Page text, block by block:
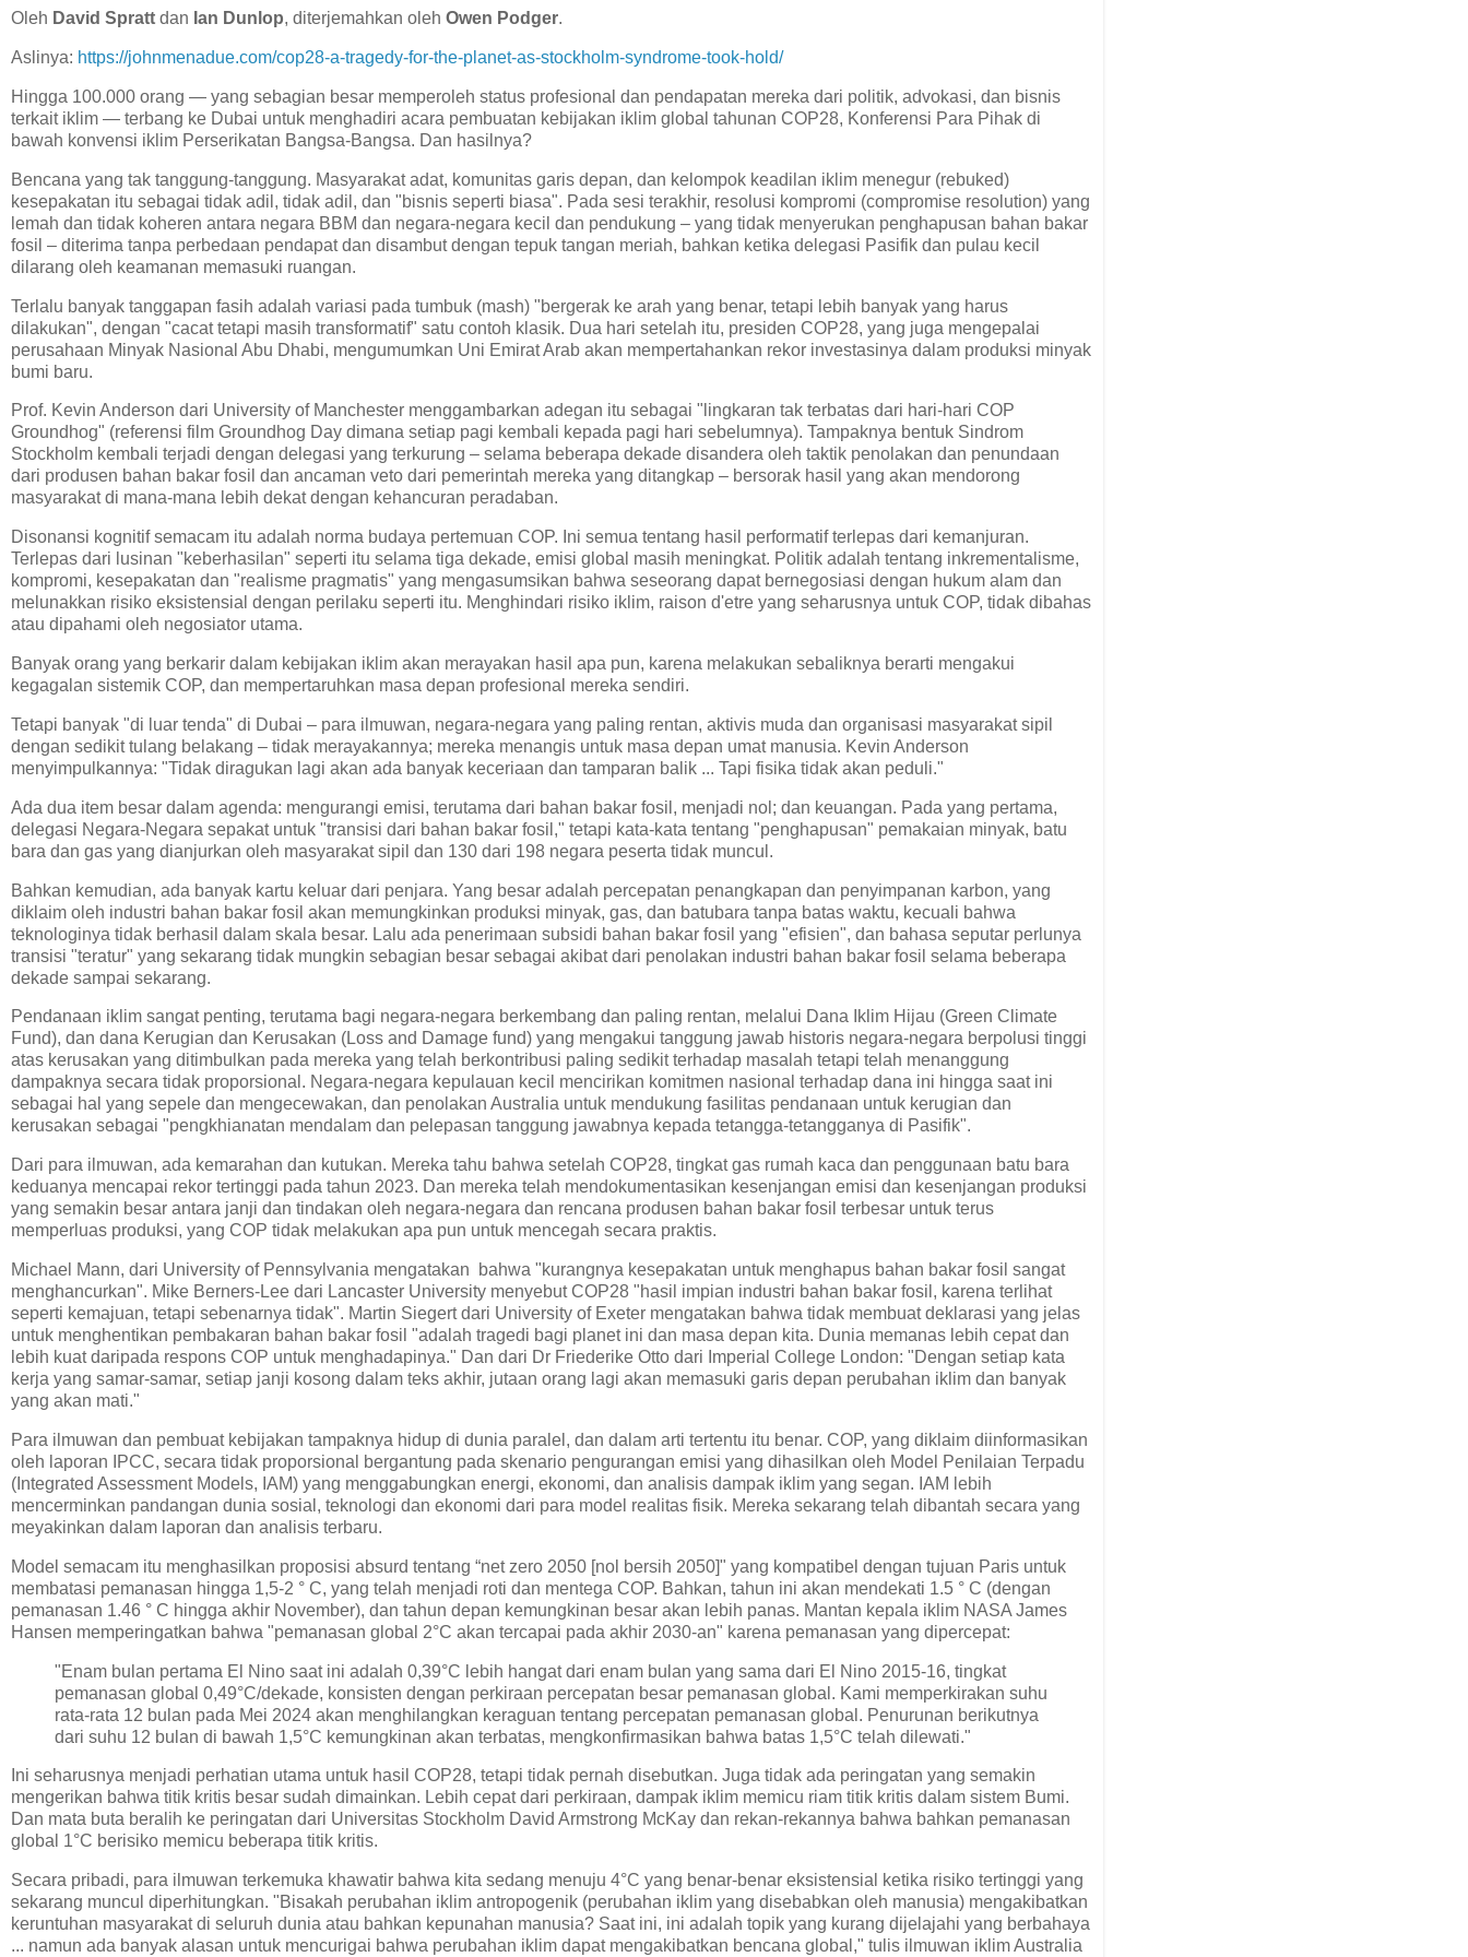
Oleh David Spratt dan Ian Dunlop, diterjemahkan oleh Owen Podger.
Aslinya: https://johnmenadue.com/cop28-a-tragedy-for-the-planet-as-stockholm-syndrome-took-hold/
Hingga 100.000 orang — yang sebagian besar memperoleh status profesional dan pendapatan mereka dari politik, advokasi, dan bisnis
terkait iklim — terbang ke Dubai untuk menghadiri acara pembuatan kebijakan iklim global tahunan COP28, Konferensi Para Pihak di
bawah konvensi iklim Perserikatan Bangsa-Bangsa. Dan hasilnya?
Bencana yang tak tanggung-tanggung. Masyarakat adat, komunitas garis depan, dan kelompok keadilan iklim menegur (rebuked)
kesepakatan itu sebagai tidak adil, tidak adil, dan "bisnis seperti biasa". Pada sesi terakhir, resolusi kompromi (compromise resolution) yang
lemah dan tidak koheren antara negara BBM dan negara-negara kecil dan pendukung – yang tidak menyerukan penghapusan bahan bakar
fosil – diterima tanpa perbedaan pendapat dan disambut dengan tepuk tangan meriah, bahkan ketika delegasi Pasifik dan pulau kecil
dilarang oleh keamanan memasuki ruangan.
Terlalu banyak tanggapan fasih adalah variasi pada tumbuk (mash) "bergerak ke arah yang benar, tetapi lebih banyak yang harus
dilakukan", dengan "cacat tetapi masih transformatif" satu contoh klasik. Dua hari setelah itu, presiden COP28, yang juga mengepalai
perusahaan Minyak Nasional Abu Dhabi, mengumumkan Uni Emirat Arab akan mempertahankan rekor investasinya dalam produksi minyak
bumi baru.
Prof. Kevin Anderson dari University of Manchester menggambarkan adegan itu sebagai "lingkaran tak terbatas dari hari-hari COP
Groundhog" (referensi film Groundhog Day dimana setiap pagi kembali kepada pagi hari sebelumnya). Tampaknya bentuk Sindrom
Stockholm kembali terjadi dengan delegasi yang terkurung – selama beberapa dekade disandera oleh taktik penolakan dan penundaan
dari produsen bahan bakar fosil dan ancaman veto dari pemerintah mereka yang ditangkap – bersorak hasil yang akan mendorong
masyarakat di mana-mana lebih dekat dengan kehancuran peradaban.
Disonansi kognitif semacam itu adalah norma budaya pertemuan COP. Ini semua tentang hasil performatif terlepas dari kemanjuran.
Terlepas dari lusinan "keberhasilan" seperti itu selama tiga dekade, emisi global masih meningkat. Politik adalah tentang inkrementalisme,
kompromi, kesepakatan dan "realisme pragmatis" yang mengasumsikan bahwa seseorang dapat bernegosiasi dengan hukum alam dan
melunakkan risiko eksistensial dengan perilaku seperti itu. Menghindari risiko iklim, raison d'etre yang seharusnya untuk COP, tidak dibahas
atau dipahami oleh negosiator utama.
Banyak orang yang berkarir dalam kebijakan iklim akan merayakan hasil apa pun, karena melakukan sebaliknya berarti mengakui
kegagalan sistemik COP, dan mempertaruhkan masa depan profesional mereka sendiri.
Tetapi banyak "di luar tenda" di Dubai – para ilmuwan, negara-negara yang paling rentan, aktivis muda dan organisasi masyarakat sipil
dengan sedikit tulang belakang – tidak merayakannya; mereka menangis untuk masa depan umat manusia. Kevin Anderson
menyimpulkannya: "Tidak diragukan lagi akan ada banyak keceriaan dan tamparan balik ... Tapi fisika tidak akan peduli."
Ada dua item besar dalam agenda: mengurangi emisi, terutama dari bahan bakar fosil, menjadi nol; dan keuangan. Pada yang pertama,
delegasi Negara-Negara sepakat untuk "transisi dari bahan bakar fosil," tetapi kata-kata tentang "penghapusan" pemakaian minyak, batu
bara dan gas yang dianjurkan oleh masyarakat sipil dan 130 dari 198 negara peserta tidak muncul.
Bahkan kemudian, ada banyak kartu keluar dari penjara. Yang besar adalah percepatan penangkapan dan penyimpanan karbon, yang
diklaim oleh industri bahan bakar fosil akan memungkinkan produksi minyak, gas, dan batubara tanpa batas waktu, kecuali bahwa
teknologinya tidak berhasil dalam skala besar. Lalu ada penerimaan subsidi bahan bakar fosil yang "efisien", dan bahasa seputar perlunya
transisi "teratur" yang sekarang tidak mungkin sebagian besar sebagai akibat dari penolakan industri bahan bakar fosil selama beberapa
dekade sampai sekarang.
Pendanaan iklim sangat penting, terutama bagi negara-negara berkembang dan paling rentan, melalui Dana Iklim Hijau (Green Climate
Fund), dan dana Kerugian dan Kerusakan (Loss and Damage fund) yang mengakui tanggung jawab historis negara-negara berpolusi tinggi
atas kerusakan yang ditimbulkan pada mereka yang telah berkontribusi paling sedikit terhadap masalah tetapi telah menanggung
dampaknya secara tidak proporsional. Negara-negara kepulauan kecil mencirikan komitmen nasional terhadap dana ini hingga saat ini
sebagai hal yang sepele dan mengecewakan, dan penolakan Australia untuk mendukung fasilitas pendanaan untuk kerugian dan
kerusakan sebagai "pengkhianatan mendalam dan pelepasan tanggung jawabnya kepada tetangga-tetangganya di Pasifik".
Dari para ilmuwan, ada kemarahan dan kutukan. Mereka tahu bahwa setelah COP28, tingkat gas rumah kaca dan penggunaan batu bara
keduanya mencapai rekor tertinggi pada tahun 2023. Dan mereka telah mendokumentasikan kesenjangan emisi dan kesenjangan produksi
yang semakin besar antara janji dan tindakan oleh negara-negara dan rencana produsen bahan bakar fosil terbesar untuk terus
memperluas produksi, yang COP tidak melakukan apa pun untuk mencegah secara praktis.
Michael Mann, dari University of Pennsylvania mengatakan bahwa "kurangnya kesepakatan untuk menghapus bahan bakar fosil sangat
menghancurkan". Mike Berners-Lee dari Lancaster University menyebut COP28 "hasil impian industri bahan bakar fosil, karena terlihat
seperti kemajuan, tetapi sebenarnya tidak". Martin Siegert dari University of Exeter mengatakan bahwa tidak membuat deklarasi yang jelas
untuk menghentikan pembakaran bahan bakar fosil "adalah tragedi bagi planet ini dan masa depan kita. Dunia memanas lebih cepat dan
lebih kuat daripada respons COP untuk menghadapinya." Dan dari Dr Friederike Otto dari Imperial College London: "Dengan setiap kata
kerja yang samar-samar, setiap janji kosong dalam teks akhir, jutaan orang lagi akan memasuki garis depan perubahan iklim dan banyak
yang akan mati."
Para ilmuwan dan pembuat kebijakan tampaknya hidup di dunia paralel, dan dalam arti tertentu itu benar. COP, yang diklaim diinformasikan
oleh laporan IPCC, secara tidak proporsional bergantung pada skenario pengurangan emisi yang dihasilkan oleh Model Penilaian Terpadu
(Integrated Assessment Models, IAM) yang menggabungkan energi, ekonomi, dan analisis dampak iklim yang segan. IAM lebih
mencerminkan pandangan dunia sosial, teknologi dan ekonomi dari para model realitas fisik. Mereka sekarang telah dibantah secara yang
meyakinkan dalam laporan dan analisis terbaru.
Model semacam itu menghasilkan proposisi absurd tentang “net zero 2050 [nol bersih 2050]" yang kompatibel dengan tujuan Paris untuk
membatasi pemanasan hingga 1,5-2 ° C, yang telah menjadi roti dan mentega COP. Bahkan, tahun ini akan mendekati 1.5 ° C (dengan
pemanasan 1.46 ° C hingga akhir November), dan tahun depan kemungkinan besar akan lebih panas. Mantan kepala iklim NASA James
Hansen memperingatkan bahwa "pemanasan global 2°C akan tercapai pada akhir 2030-an" karena pemanasan yang dipercepat:
"Enam bulan pertama El Nino saat ini adalah 0,39°C lebih hangat dari enam bulan yang sama dari El Nino 2015-16, tingkat
pemanasan global 0,49°C/dekade, konsisten dengan perkiraan percepatan besar pemanasan global. Kami memperkirakan suhu
rata-rata 12 bulan pada Mei 2024 akan menghilangkan keraguan tentang percepatan pemanasan global. Penurunan berikutnya
dari suhu 12 bulan di bawah 1,5°C kemungkinan akan terbatas, mengkonfirmasikan bahwa batas 1,5°C telah dilewati."
Ini seharusnya menjadi perhatian utama untuk hasil COP28, tetapi tidak pernah disebutkan. Juga tidak ada peringatan yang semakin
mengerikan bahwa titik kritis besar sudah dimainkan. Lebih cepat dari perkiraan, dampak iklim memicu riam titik kritis dalam sistem Bumi.
Dan mata buta beralih ke peringatan dari Universitas Stockholm David Armstrong McKay dan rekan-rekannya bahwa bahkan pemanasan
global 1°C berisiko memicu beberapa titik kritis.
Secara pribadi, para ilmuwan terkemuka khawatir bahwa kita sedang menuju 4°C yang benar-benar eksistensial ketika risiko tertinggi yang
sekarang muncul diperhitungkan. "Bisakah perubahan iklim antropogenik (perubahan iklim yang disebabkan oleh manusia) mengakibatkan
keruntuhan masyarakat di seluruh dunia atau bahkan kepunahan manusia? Saat ini, ini adalah topik yang kurang dijelajahi yang berbahaya
... namun ada banyak alasan untuk mencurigai bahwa perubahan iklim dapat mengakibatkan bencana global," tulis ilmuwan iklim Australia